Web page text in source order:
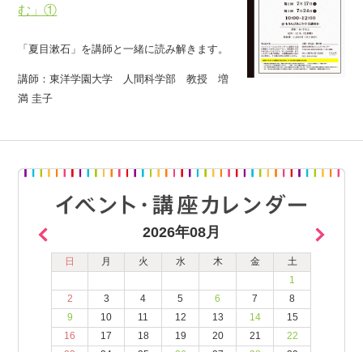
む」①
「夏目漱石」を講師と一緒に読み解きます。
講師：東洋学園大学 人間科学部 教授 増
満 圭子
2026年08月
日 月 火 水 木 金
土
1
2
3 4 5 6 7
8
9
10 11 12 13 14
15
16
17 18 19 20 21
22